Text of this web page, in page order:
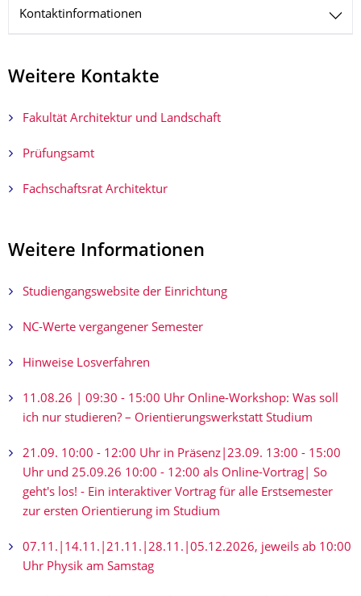
Kontaktinformationen
Weitere Kontakte
Fakultät Architektur und Landschaft
Prüfungsamt
Fachschaftsrat Architektur
Weitere Informationen
Studiengangswebsite der Einrichtung
NC-Werte vergangener Semester
Hinweise Losverfahren
11.08.26 | 09:30 - 15:00 Uhr Online-Workshop: Was soll
ich nur studieren? – Orientierungs­werkstatt Studium
21.09. 10:00 - 12:00 Uhr in Präsenz|23.09. 13:00 - 15:00
Uhr und 25.09.26 10:00 - 12:00 als Online-Vortrag| So
geht's los! - Ein interaktiver Vortrag für alle Erstsemester
zur ersten Orientierung im Studium
07.11.|14.11.|21.11.|28.11.|05.12.2026, jeweils ab 10:00
Uhr Physik am Samstag